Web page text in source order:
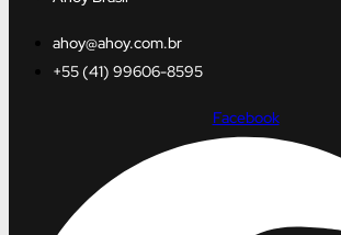
ahoy@ahoy.com.br
+55 (41) 99606-8595
Facebook